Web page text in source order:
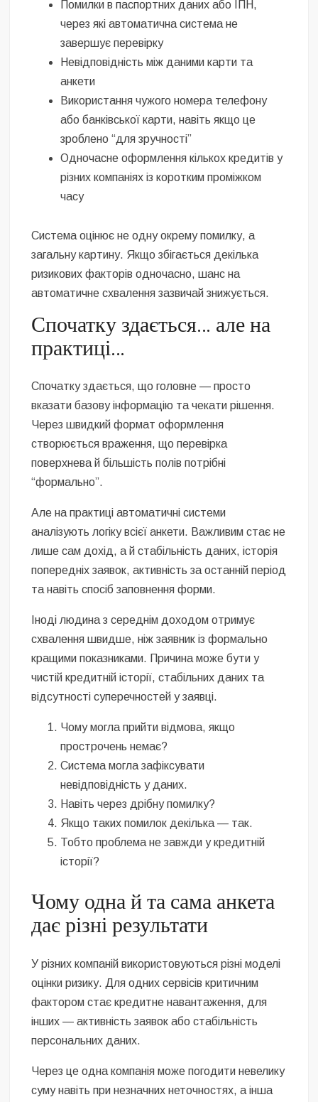
Помилки в паспортних даних або ІПН,
через які автоматична система не
завершує перевірку
Невідповідність між даними карти та
анкети
Використання чужого номера телефону
або банківської карти, навіть якщо це
зроблено “для зручності”
Одночасне оформлення кількох кредитів у
різних компаніях із коротким проміжком
часу
Система оцінює не одну окрему помилку, а
загальну картину. Якщо збігається декілька
ризикових факторів одночасно, шанс на
автоматичне схвалення зазвичай знижується.
Спочатку здається… але на
практиці…
Спочатку здається, що головне — просто
вказати базову інформацію та чекати рішення.
Через швидкий формат оформлення
створюється враження, що перевірка
поверхнева й більшість полів потрібні
“формально”.
Але на практиці автоматичні системи
аналізують логіку всієї анкети. Важливим стає не
лише сам дохід, а й стабільність даних, історія
попередніх заявок, активність за останній період
та навіть спосіб заповнення форми.
Іноді людина з середнім доходом отримує
схвалення швидше, ніж заявник із формально
кращими показниками. Причина може бути у
чистій кредитній історії, стабільних даних та
відсутності суперечностей у заявці.
Чому могла прийти відмова, якщо
прострочень немає?
Система могла зафіксувати
невідповідність у даних.
Навіть через дрібну помилку?
Якщо таких помилок декілька — так.
Тобто проблема не завжди у кредитній
історії?
Чому одна й та сама анкета
дає різні результати
У різних компаній використовуються різні моделі
оцінки ризику. Для одних сервісів критичним
фактором стає кредитне навантаження, для
інших — активність заявок або стабільність
персональних даних.
Через це одна компанія може погодити невелику
суму навіть при незначних неточностях, а інша